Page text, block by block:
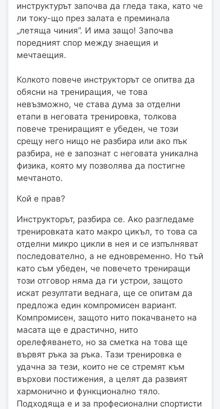
инструктурът започва да гледа така, като че
ли току-що през залата е преминала
„летяща чиния”. И има защо! Започва
поредният спор между знаещия и
мечтаещия.
Колкото повече инструкторът се опитва да
обясни на трениращия, че това
невъзможно, че става дума за отделни
етапи в неговата тренировка, толкова
повече трениращият е убеден, че този
срещу него нищо не разбира или ако пък
разбира, не е запознат с неговата уникална
физика, която му позволява да постигне
мечтаното.
Кой е прав?
Инструкторът, разбира се. Ако разгледаме
тренировката като макро цикъл, то това са
отделни микро цикли в нея и се изпълняват
последователно, а не едновременно. Но тъй
като съм убеден, че повечето трениращи
този отговор няма да ги устрои, защото
искат резултати веднага, ще се опитам да
предложа един компромисен вариант.
Компромисен, защото нито покачването на
масата ще е драстично, нито
орелефяването, но за сметка на това ще
вървят ръка за ръка. Тази тренировка е
удачна за тези, които не се стремят към
върхови постижения, а целят да развият
хармонично и функционално тяло.
Подходяща е и за професионални спортисти